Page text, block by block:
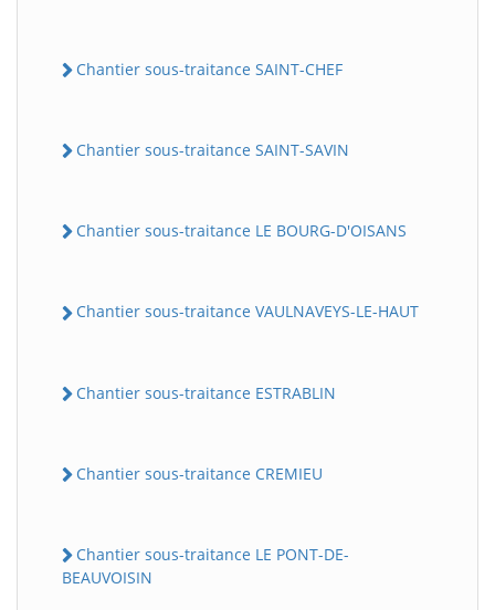
Chantier sous-traitance SAINT-CHEF
Chantier sous-traitance SAINT-SAVIN
Chantier sous-traitance LE BOURG-D'OISANS
Chantier sous-traitance VAULNAVEYS-LE-HAUT
Chantier sous-traitance ESTRABLIN
Chantier sous-traitance CREMIEU
Chantier sous-traitance LE PONT-DE-
BEAUVOISIN